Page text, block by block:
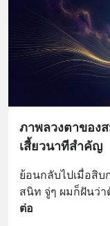
ภาพลวงตาของ
เสี้ยวนาทีสำคัญ
ย้อนกลับไปเมื่อสิ
สนิท จู่ๆ ผมก็ฝันว่า
ต่อ